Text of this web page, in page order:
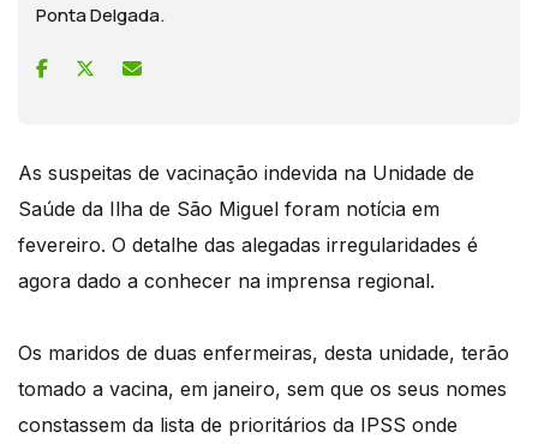
Ponta Delgada.
As suspeitas de vacinação indevida na Unidade de
Saúde da Ilha de São Miguel foram notícia em
fevereiro. O detalhe das alegadas irregularidades é
agora dado a conhecer na imprensa regional.
Os maridos de duas enfermeiras, desta unidade, terão
tomado a vacina, em janeiro, sem que os seus nomes
constassem da lista de prioritários da IPSS onde